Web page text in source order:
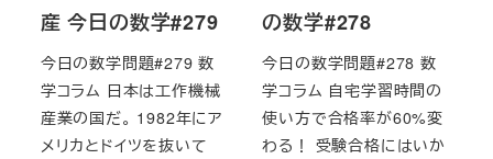
産 今日の数学#279
今日の数学問題#279 数
学コラム 日本は工作機械
産業の国だ。 1982年にア
メリカとドイツを抜いて
の数学#278
今日の数学問題#278 数
学コラム 自宅学習時間の
使い方で合格率が60%変
わる！ 受験合格にはいか